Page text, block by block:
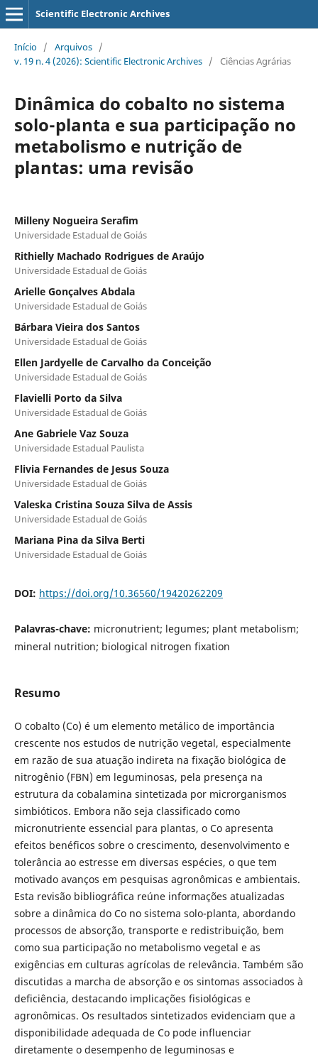
Scientific Electronic Archives
Início / Arquivos /
v. 19 n. 4 (2026): Scientific Electronic Archives / Ciências Agrárias
Dinâmica do cobalto no sistema
solo-planta e sua participação no
metabolismo e nutrição de
plantas: uma revisão
Milleny Nogueira Serafim
Universidade Estadual de Goiás
Rithielly Machado Rodrigues de Araújo
Universidade Estadual de Goiás
Arielle Gonçalves Abdala
Universidade Estadual de Goiás
Bárbara Vieira dos Santos
Universidade Estadual de Goiás
Ellen Jardyelle de Carvalho da Conceição
Universidade Estadual de Goiás
Flavielli Porto da Silva
Universidade Estadual de Goiás
Ane Gabriele Vaz Souza
Universidade Estadual Paulista
Flivia Fernandes de Jesus Souza
Universidade Estadual de Goiás
Valeska Cristina Souza Silva de Assis
Universidade Estadual de Goiás
Mariana Pina da Silva Berti
Universidade Estadual de Goiás
DOI: https://doi.org/10.36560/19420262209
Palavras-chave: micronutrient; legumes; plant metabolism;
mineral nutrition; biological nitrogen fixation
Resumo
O cobalto (Co) é um elemento metálico de importância
crescente nos estudos de nutrição vegetal, especialmente
em razão de sua atuação indireta na fixação biológica de
nitrogênio (FBN) em leguminosas, pela presença na
estrutura da cobalamina sintetizada por microrganismos
simbióticos. Embora não seja classificado como
micronutriente essencial para plantas, o Co apresenta
efeitos benéficos sobre o crescimento, desenvolvimento e
tolerância ao estresse em diversas espécies, o que tem
motivado avanços em pesquisas agronômicas e ambientais.
Esta revisão bibliográfica reúne informações atualizadas
sobre a dinâmica do Co no sistema solo-planta, abordando
processos de absorção, transporte e redistribuição, bem
como sua participação no metabolismo vegetal e as
exigências em culturas agrícolas de relevância. Também são
discutidas a marcha de absorção e os sintomas associados à
deficiência, destacando implicações fisiológicas e
agronômicas. Os resultados sintetizados evidenciam que a
disponibilidade adequada de Co pode influenciar
diretamente o desempenho de leguminosas e